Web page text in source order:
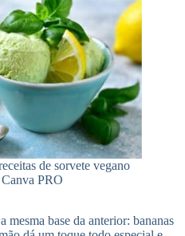
de sorvete vegano
PRO
mesma base da anterior: bananas